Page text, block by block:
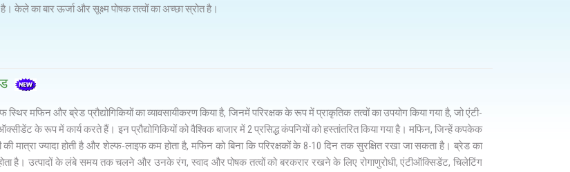
केले का बार ऊर्जा और सूक्ष्म पोषक तत्वों का अच्छा स्रोत है।
मफिन और ब्रेड प्रौद्योगिकियों का व्यावसायीकरण किया है, जिनमें परिरक्षक के रूप में प्राकृतिक तत्वों का उपयोग किया गया है, जो एंटी-
के रूप में कार्य करते हैं। इन प्रौद्योगिकियों को वैश्विक बाजार में 2 प्रसिद्ध कंपनियों को हस्तांतरित किया गया है। मफिन, जिन्हें कपकेक
की मात्रा ज्यादा होती है और शेल्फ-लाइफ कम होता है, मफिन को बिना कि परिरक्षकों के 8-10 दिन तक सुरक्षित रखा जा सकता है। ब्रेड का
है। उत्पादों के लंबे समय तक चलने और उनके रंग, स्वाद और पोषक तत्वों को बरकरार रखने के लिए रोगाणुरोधी, एंटीऑक्सिडेंट, चिलेटिंग